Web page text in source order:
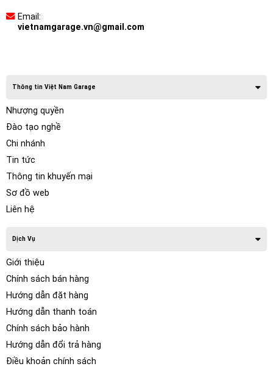
Email:
vietnamgarage.vn@gmail.com
Thông tin Việt Nam Garage
Nhượng quyền
Đào tạo nghề
Chi nhánh
Tin tức
Thông tin khuyến mại
Sơ đồ web
Liên hệ
Dịch Vụ
Giới thiệu
Chính sách bán hàng
Hướng dẫn đặt hàng
Hướng dẫn thanh toán
Chính sách bảo hành
Hướng dẫn đổi trả hàng
Điều khoản chính sách